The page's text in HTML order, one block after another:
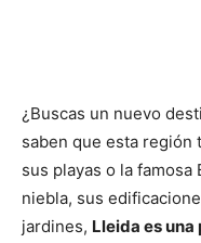
¿Buscas un nuevo
saben que esta región
sus playas o la
niebla, sus
jardines, Lleida es